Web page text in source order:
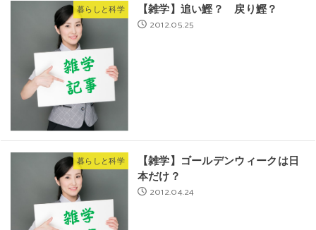
暮らしと科学 【雑学】追い鰹？ 戻り鰹？
2012.05.25
暮らしと科学
【雑学】ゴールデンウィークは日
本だけ？
2012.04.24